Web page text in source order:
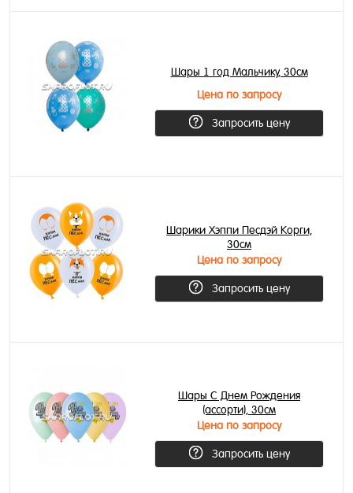
Шары 1 год Мальчику, 30см
Цена по запросу
Запросить цену
Шарики Хэппи Песдэй Корги,
30см
Цена по запросу
Запросить цену
Шары С Днем Рождения
(ассорти), 30см
Цена по запросу
Запросить цену